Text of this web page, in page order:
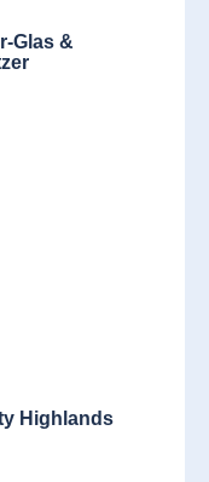
Glas &
Highlands